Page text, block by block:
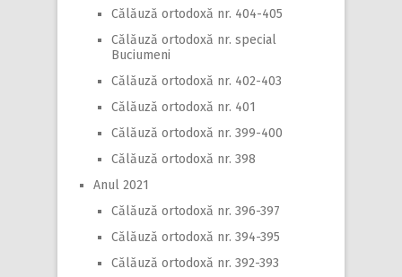
Călăuză ortodoxă nr. 404-405
Călăuză ortodoxă nr. special
Buciumeni
Călăuză ortodoxă nr. 402-403
Călăuză ortodoxă nr. 401
Călăuză ortodoxă nr. 399-400
Călăuză ortodoxă nr. 398
Anul 2021
Călăuză ortodoxă nr. 396-397
Călăuză ortodoxă nr. 394-395
Călăuză ortodoxă nr. 392-393